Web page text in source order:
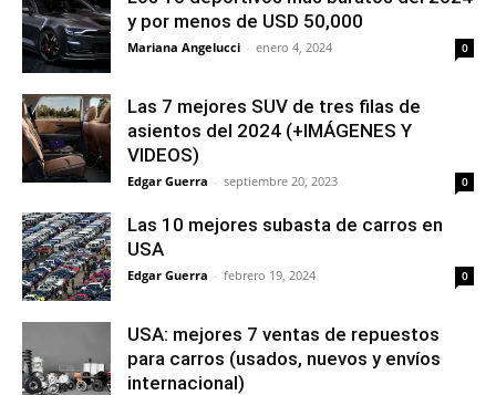
y por menos de USD 50,000
Mariana Angelucci - enero 4, 2024 0
Las 7 mejores SUV de tres filas de
asientos del 2024 (+IMÁGENES Y
VIDEOS)
Edgar Guerra - septiembre 20, 2023 0
Las 10 mejores subasta de carros en
USA
Edgar Guerra - febrero 19, 2024 0
USA: mejores 7 ventas de repuestos
para carros (usados, nuevos y envíos
internacional)